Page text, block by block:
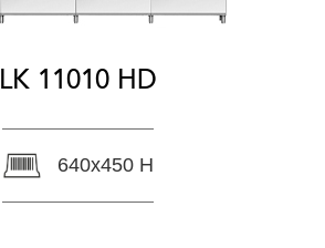
LK 11010 HD
640x450 H